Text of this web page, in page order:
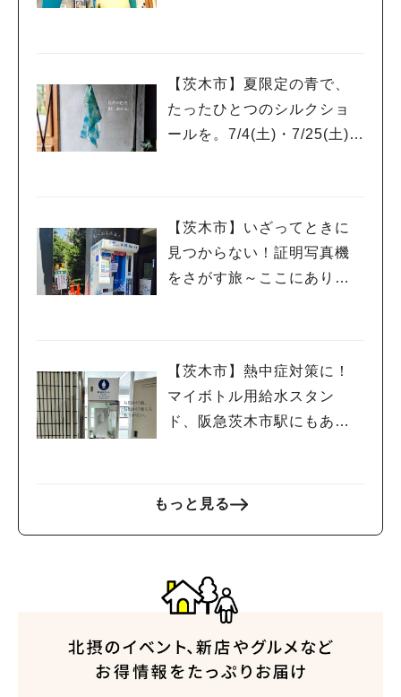
【茨木市】夏限定の青で、
たったひとつのシルクショ
ールを。7/4(土)・7/25(土)開
【茨木市】いざってときに
見つからない！証明写真機
をさがす旅～ここにありま
【茨木市】熱中症対策に！
マイボトル用給水スタン
ド、阪急茨木市駅にもあり
もっと見る
#自然とふれあう #ランチ
#大阪学院大 商品開発プロジェクト